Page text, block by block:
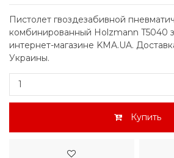
Пистолет гвоздезабивной
комбинированный Holzmann T5040
интернет-магазине KMA.UA.
Украины.
Купить